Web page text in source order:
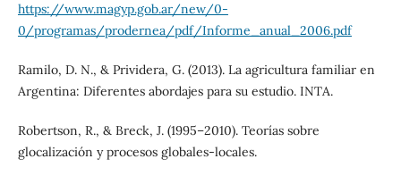
https://www.magyp.gob.ar/new/0-
0/programas/prodernea/pdf/Informe_anual_2006.pdf
Ramilo, D. N., & Prividera, G. (2013). La agricultura familiar en
Argentina: Diferentes abordajes para su estudio. INTA.
Robertson, R., & Breck, J. (1995–2010). Teorías sobre
glocalización y procesos globales-locales.